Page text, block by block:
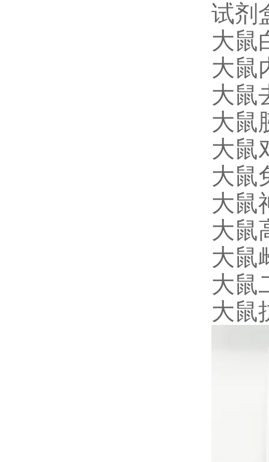
试剂
大鼠
大鼠
大鼠
大鼠
大鼠
大鼠
大鼠
大鼠
大鼠
大鼠
大鼠